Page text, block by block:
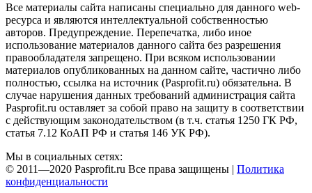
Все материалы сайта написаны специально для данного web-
ресурса и являются интеллектуальной собственностью
авторов. Предупреждение. Перепечатка, либо иное
использование материалов данного сайта без разрешения
правообладателя запрещено. При всяком использовании
материалов опубликованных на данном сайте, частично либо
полностью, ссылка на источник (Pasprofit.ru) обязательна. В
случае нарушения данных требований администрация сайта
Pasprofit.ru оставляет за собой право на защиту в соответствии
с действующим законодательством (в т.ч. статья 1250 ГК РФ,
статья 7.12 КоАП РФ и статья 146 УК РФ).
Мы в социальных сетях:
© 2011—2020 Pasprofit.ru Все права защищены | Политика
конфиденциальности